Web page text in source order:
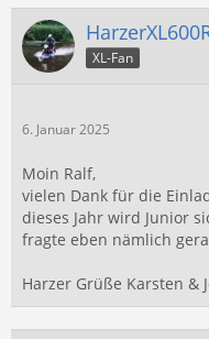
XL-Fan
6. Januar 2025
Moin Ralf,
vielen Dank für die
dieses Jahr wird Junior
fragte eben nämlich
Harzer Grüße Karsten &